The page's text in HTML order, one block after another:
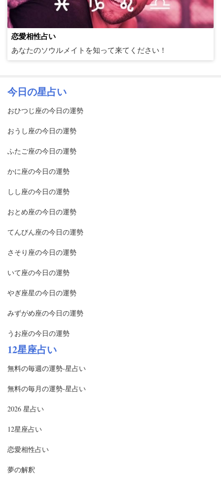
恋愛相性占い
あなたのソウルメイトを知って来てください！
今日の星占い
おひつじ座の今日の運勢
おうし座の今日の運勢
ふたご座の今日の運勢
かに座の今日の運勢
しし座の今日の運勢
おとめ座の今日の運勢
てんびん座の今日の運勢
さそり座の今日の運勢
いて座の今日の運勢
やぎ座星の今日の運勢
みずがめ座の今日の運勢
うお座の今日の運勢
12星座占い
無料の毎週の運勢-星占い
無料の毎月の運勢-星占い
2026 星占い
12星座占い
恋愛相性占い
夢の解釈